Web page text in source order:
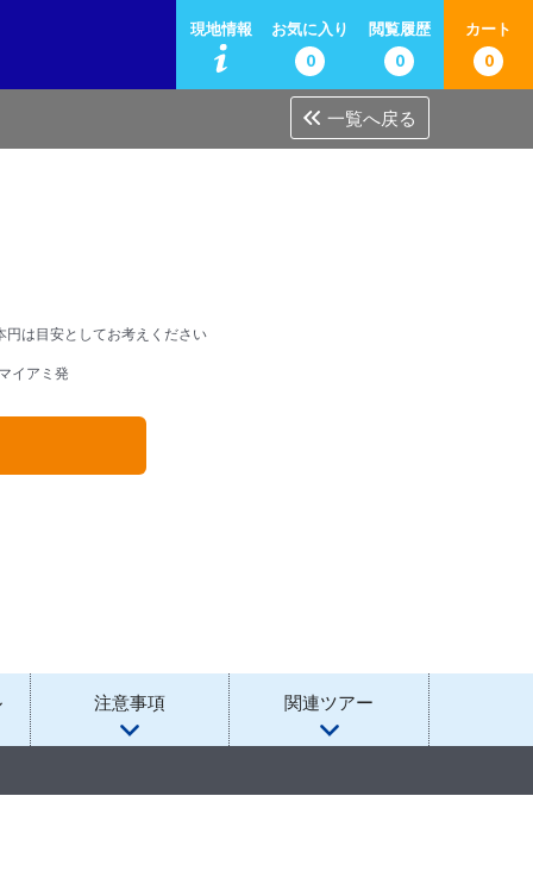
現地情報
お気に入り
0
閲覧履歴
0
カート
0
一覧へ戻る
は目安としてお考えください
イアミ発
注意事項 関連ツアー